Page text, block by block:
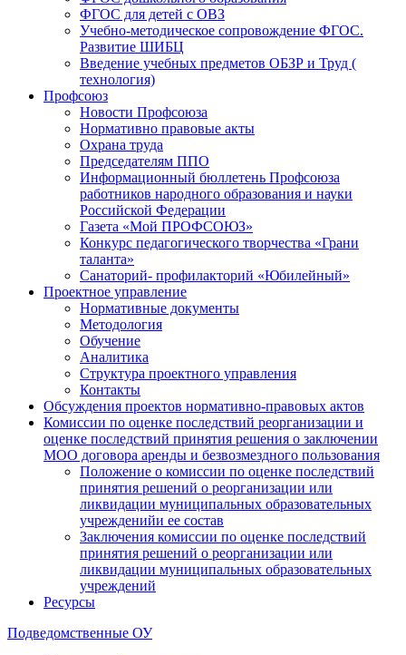
ФГОС для детей с ОВЗ
Учебно-методическое сопровождение ФГОС.
Развитие ШИБЦ
Введение учебных предметов ОБЗР и Труд (
технология)
Профсоюз
Новости Профсоюза
Нормативно правовые акты
Охрана труда
Председателям ППО
Информационный бюллетень Профсоюза
работников народного образования и науки
Российской Федерации
Газета «Мой ПРОФСОЮЗ»
Конкурс педагогического творчества «Грани
таланта»
Санаторий- профилакторий «Юбилейный»
Проектное управление
Нормативные документы
Методология
Обучение
Аналитика
Структура проектного управления
Контакты
Обсуждения проектов нормативно-правовых актов
Комиссии по оценке последствий реорганизации и
оценке последствий принятия решения о заключении
МОО договора аренды и безвозмездного пользования
Положение о комиссии по оценке последствий
принятия решений о реорганизации или
ликвидации муниципальных образовательных
учрежденийи ее состав
Заключения комиссии по оценке последствий
принятия решений о реорганизации или
ликвидации муниципальных образовательных
учреждений
Ресурсы
Подведомственные ОУ